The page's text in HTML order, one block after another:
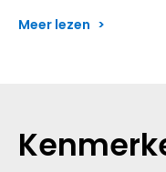
Meer lezen